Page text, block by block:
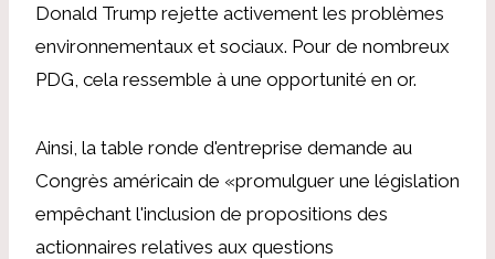
Donald Trump rejette activement les problèmes
environnementaux et sociaux. Pour de nombreux
PDG, cela ressemble à une opportunité en or.
Ainsi, la table ronde d'entreprise demande au
Congrès américain de «promulguer une législation
empêchant l'inclusion de propositions des
actionnaires relatives aux questions